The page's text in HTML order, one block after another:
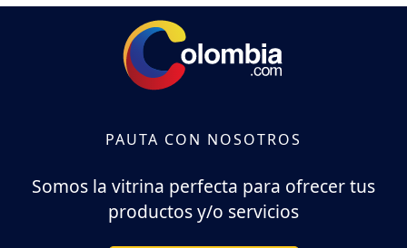
PAUTA CON NOSOTROS
Somos la vitrina perfecta para ofrecer tus
productos y/o servicios